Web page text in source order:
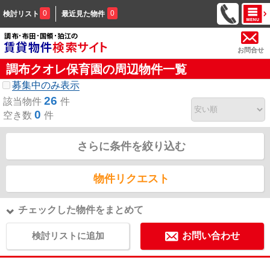
検討リスト 0 最近見た物件 0
お問合せ
調布クオレ保育園の周辺物件一覧
募集中のみ表示
該当物件 26 件
空き数 0 件
さらに条件を絞り込む
物件リクエスト
チェックした物件をまとめて
検討リストに追加 お問い合わせ